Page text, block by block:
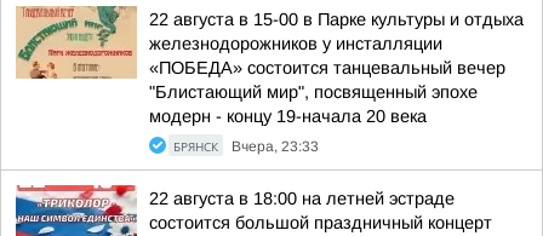
22 августа в 15-00 в Парке культуры и отдыха
железнодорожников у инсталляции
«ПОБЕДА» состоится танцевальный вечер
"Блистающий мир", посвященный эпохе
модерн - концу 19-начала 20 века
БРЯНСК Вчера, 23:33
22 августа в 18:00 на летней эстраде
состоится большой праздничный концерт